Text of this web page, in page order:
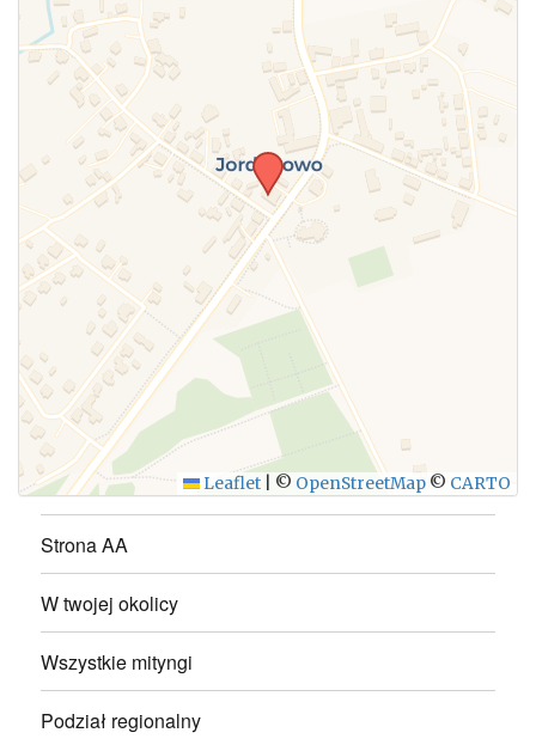
WYŚLIJ
Leaflet © OpenStreetMap © CARTO
Strona AA
W twojej okolicy
Wszystkie mityngi
Podział regionalny